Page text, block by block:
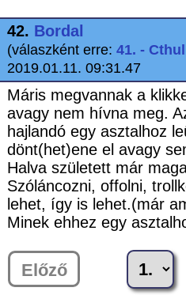
42. Bordal
(válaszként erre: 41. -
2019.01.11. 09:31.47
Máris megvannak a
avagy nem hívna meg.
hajlandó egy asztalhoz
dönt(het)ene el avagy
Halva született már
Szóláncozni, offolni,
lehet, így is lehet.(már
Minek ehhez egy
Előző